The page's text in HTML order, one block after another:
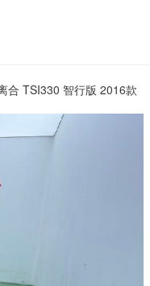
合 TSI330 智行版 2016款